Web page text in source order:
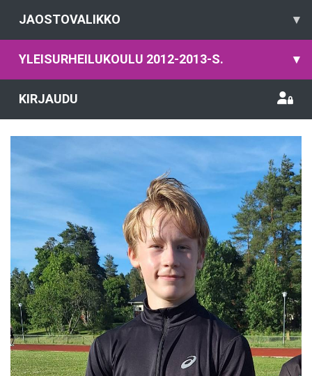
JAOSTOVALIKKO ▾
YLEISURHEILUKOULU 2012-2013-S. ▾
KIRJAUDU